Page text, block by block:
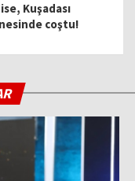
Kuşadası
coştu!